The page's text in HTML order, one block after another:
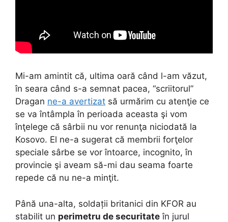
Mi-am amintit că, ultima oară când l-am văzut,
în seara când s-a semnat pacea, “scriitorul”
Dragan ne-a avertizat să urmărim cu atenţie ce
se va întâmpla în perioada aceasta şi vom
înţelege că sârbii nu vor renunţa niciodată la
Kosovo. El ne-a sugerat că membrii forţelor
speciale sârbe se vor întoarce, incognito, în
provincie şi aveam să-mi dau seama foarte
repede că nu ne-a minţit.
Până una-alta, soldații britanici din KFOR au
stabilit un perimetru de securitate în jurul